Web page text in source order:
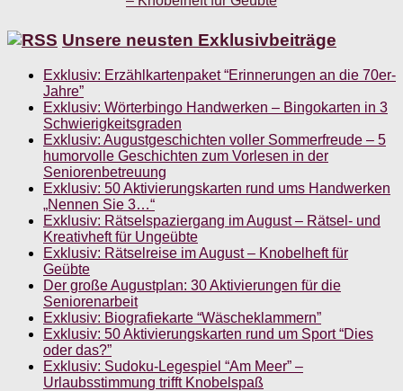
Unsere neusten Exklusivbeiträge
Exklusiv: Erzählkartenpaket “Erinnerungen an die 70er-
Jahre”
Exklusiv: Wörterbingo Handwerken – Bingokarten in 3
Schwierigkeitsgraden
Exklusiv: Augustgeschichten voller Sommerfreude – 5
humorvolle Geschichten zum Vorlesen in der
Seniorenbetreuung
Exklusiv: 50 Aktivierungskarten rund ums Handwerken
„Nennen Sie 3…“
Exklusiv: Rätselspaziergang im August – Rätsel- und
Kreativheft für Ungeübte
Exklusiv: Rätselreise im August – Knobelheft für
Geübte
Der große Augustplan: 30 Aktivierungen für die
Seniorenarbeit
Exklusiv: Biografiekarte “Wäscheklammern”
Exklusiv: 50 Aktivierungskarten rund um Sport “Dies
oder das?”
Exklusiv: Sudoku-Legespiel “Am Meer” –
Urlaubsstimmung trifft Knobelspaß